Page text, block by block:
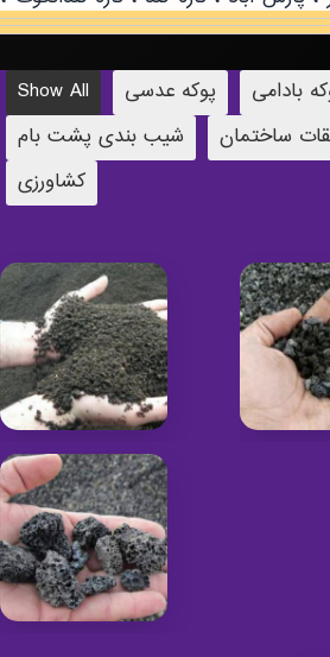
Show All پوکه عدسی بادامی
شیب بندی پشت بام
ساختمان
کشاورزی